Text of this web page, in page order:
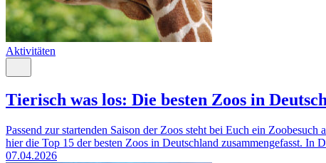
Aktivitäten
Tierisch was los: Die besten Zoos in
Passend zur startenden Saison der Zoos steht bei Euch ein
hier die Top 15 der besten Zoos in Deutschland zusammengefasst. In
07.04.2026